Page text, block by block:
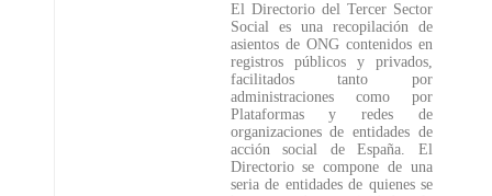
El Directorio del Tercer Sector
Social es una recopilación de
asientos de ONG contenidos en
registros públicos y privados,
facilitados tanto por
administraciones como por
Plataformas y redes de
organizaciones de entidades de
acción social de España. El
Directorio se compone de una
seria de entidades de quienes se